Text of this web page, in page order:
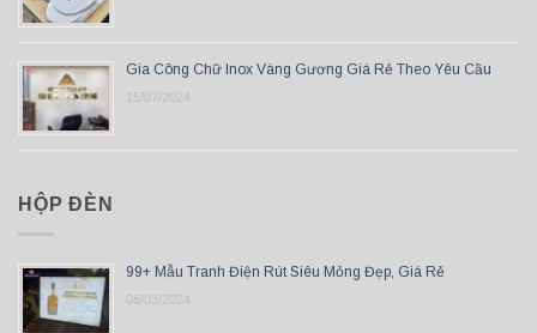
Gia Công Chữ Inox Vàng Gương Giá Rẻ Theo Yêu Cầu
15/07/2024
HỘP ĐÈN
99+ Mẫu Tranh Điện Rút Siêu Mỏng Đẹp, Giá Rẻ
08/03/2024